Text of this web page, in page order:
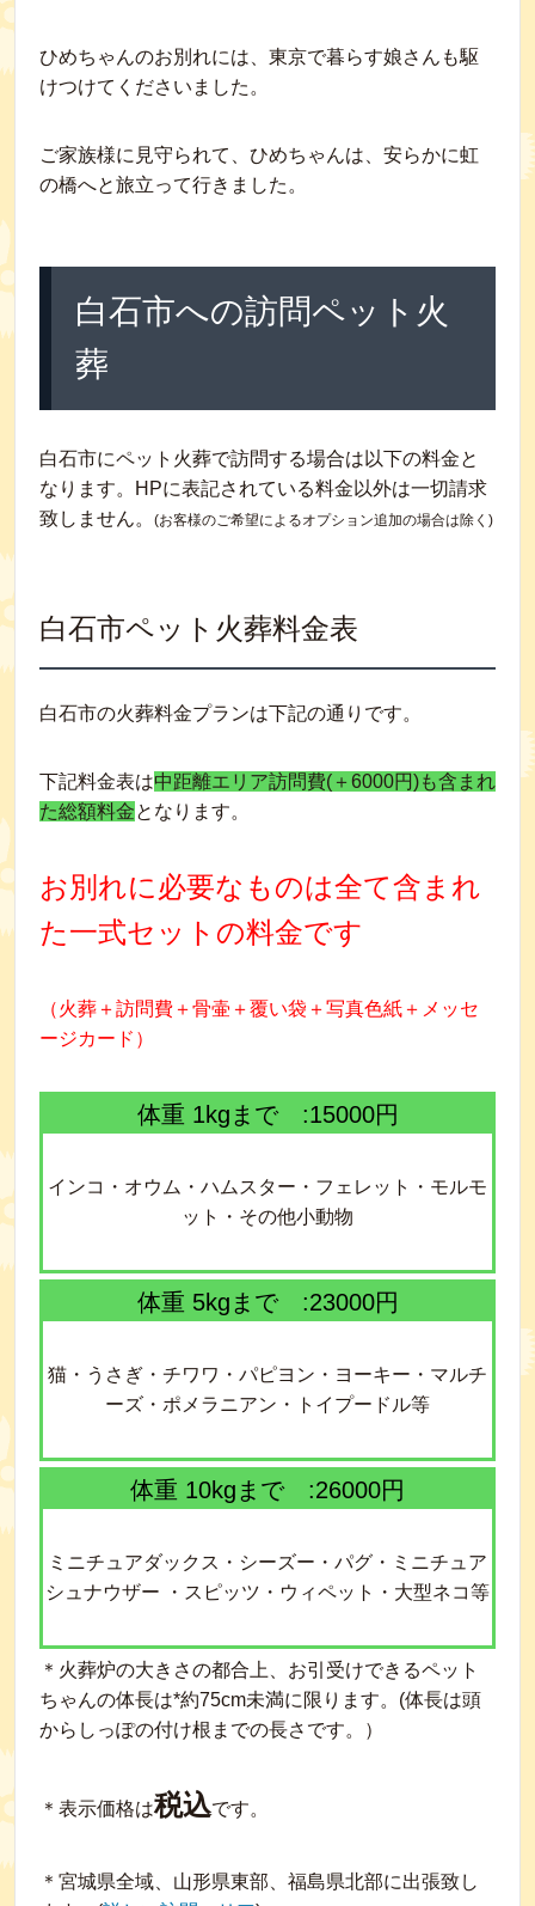
ひめちゃんのお別れには、東京で暮らす娘さんも駆
けつけてくださいました。
ご家族様に見守られて、ひめちゃんは、安らかに虹
の橋へと旅立って行きました。
白石市への訪問ペット火
葬
白石市にペット火葬で訪問する場合は以下の料金と
なります。HPに表記されている料金以外は一切請求
致しません。
(お客様のご希望によるオプション追加の場合は除く)
白石市ペット火葬料金表
白石市の火葬料金プランは下記の通りです。
下記料金表は中距離エリア訪問費(＋6000円)も含まれ
た総額料金となります。
お別れに必要なものは全て含まれ
た一式セットの料金です
（火葬＋訪問費＋骨壷＋覆い袋＋写真色紙＋メッセ
ージカード）
体重 1kgまで :15000円
インコ・オウム・ハムスター・フェレット・モルモ
ット・その他小動物
体重 5kgまで :23000円
猫・うさぎ・チワワ・パピヨン・ヨーキー・マルチ
ーズ・ポメラニアン・トイプードル等
体重 10kgまで :26000円
ミニチュアダックス・シーズー・パグ・ミニチュア
シュナウザー ・スピッツ・ウィペット・大型ネコ等
＊火葬炉の大きさの都合上、お引受けできるペット
ちゃんの体長は*約75cm未満に限ります。(体長は頭
からしっぽの付け根までの長さです。）
＊表示価格は税込です。
＊宮城県全域、山形県東部、福島県北部に出張致し